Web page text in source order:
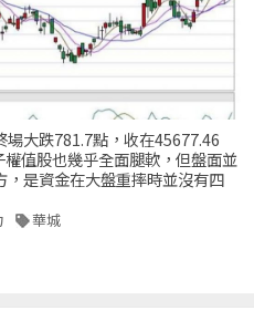
大跌781.7點，收在45677.46
值股也幾乎全面腿軟，但盤面並
是資金在大盤重摔時並沒有四
華城